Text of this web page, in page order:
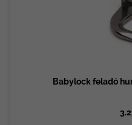
Babylock feladó